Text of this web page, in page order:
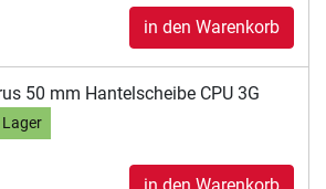
in den Warenkorb
50 mm Hantelscheibe CPU 3G